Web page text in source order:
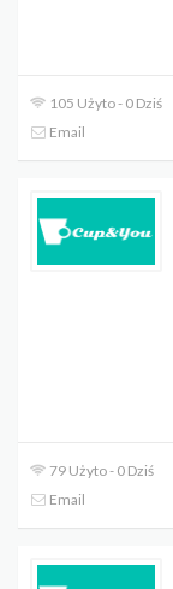
105 Użyto - 0 Dziś
Email
79 Użyto - 0 Dziś
Email